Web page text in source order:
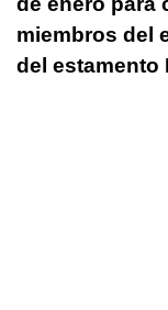
miembros del
del estamento